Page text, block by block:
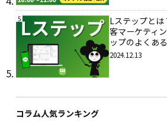
5
Lステップと
客マーケティ
ップのよくあ
2024.12.13
コラム人気ランキング